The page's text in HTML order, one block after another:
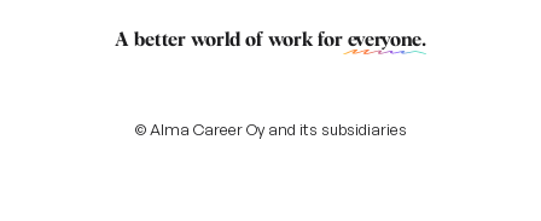
A better world of work for everyone.
© Alma Career Oy and its subsidiaries